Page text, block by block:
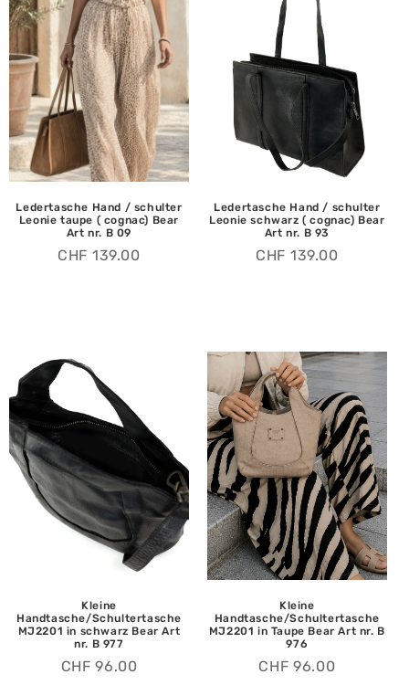
Ledertasche Hand / schulter
Leonie taupe ( cognac) Bear
Art nr. B 09
CHF 139.00
Ledertasche Hand / schulter
Leonie schwarz ( cognac) Bear
Art nr. B 93
CHF 139.00
Kleine
Handtasche/Schultertasche
MJ2201 in schwarz Bear Art
nr. B 977
CHF 96.00
Kleine
Handtasche/Schultertasche
MJ2201 in Taupe Bear Art nr. B
976
CHF 96.00